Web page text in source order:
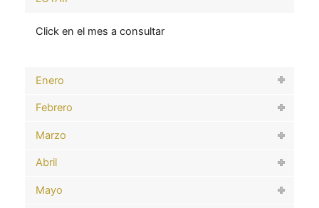
Click en el mes a consultar
Enero
Febrero
Marzo
Abril
Mayo